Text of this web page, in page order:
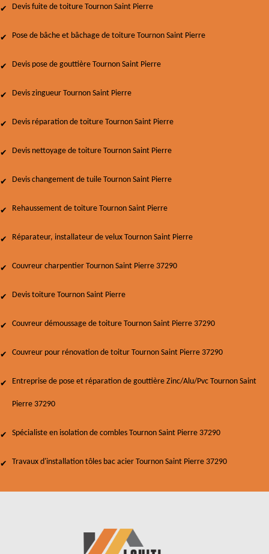
Devis fuite de toiture Tournon Saint Pierre
Pose de bâche et bâchage de toiture Tournon Saint Pierre
Devis pose de gouttière Tournon Saint Pierre
Devis zingueur Tournon Saint Pierre
Devis réparation de toiture Tournon Saint Pierre
Devis nettoyage de toiture Tournon Saint Pierre
Devis changement de tuile Tournon Saint Pierre
Rehaussement de toiture Tournon Saint Pierre
Réparateur, installateur de velux Tournon Saint Pierre
Couvreur charpentier Tournon Saint Pierre 37290
Devis toiture Tournon Saint Pierre
Couvreur démoussage de toiture Tournon Saint Pierre 37290
Couvreur pour rénovation de toitur Tournon Saint Pierre 37290
Entreprise de pose et réparation de gouttière Zinc/Alu/Pvc Tournon Saint
Pierre 37290
Spécialiste en isolation de combles Tournon Saint Pierre 37290
Travaux d'installation tôles bac acier Tournon Saint Pierre 37290